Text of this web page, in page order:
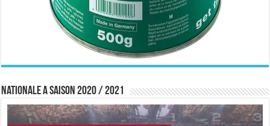
Nationale A saison 2020 / 2021